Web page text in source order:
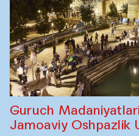
Guruch
Jamoaviy Oshpazlik